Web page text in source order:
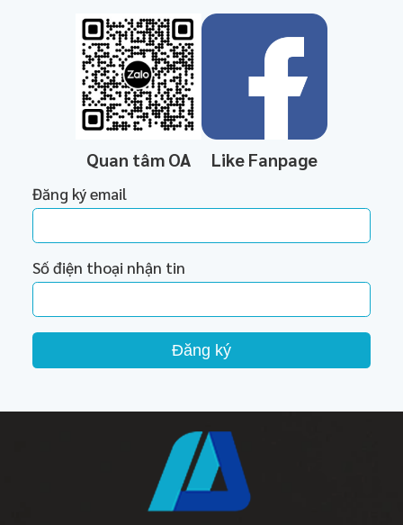
Quan tâm OA Like Fanpage
Đăng ký email
Số điện thoại nhận tin
Đăng ký